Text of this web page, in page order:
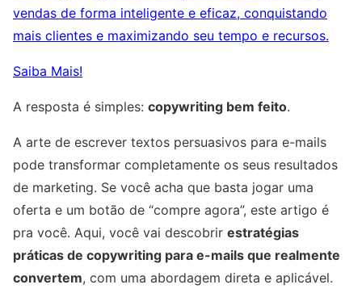
vendas de forma inteligente e eficaz, conquistando
mais clientes e maximizando seu tempo e recursos.
Saiba Mais!
A resposta é simples: copywriting bem feito.
A arte de escrever textos persuasivos para e-mails
pode transformar completamente os seus resultados
de marketing. Se você acha que basta jogar uma
oferta e um botão de “compre agora”, este artigo é
pra você. Aqui, você vai descobrir estratégias
práticas de copywriting para e-mails que realmente
convertem, com uma abordagem direta e aplicável.